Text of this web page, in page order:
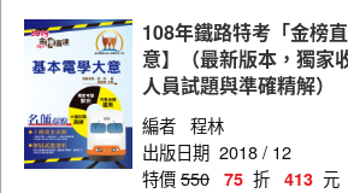
108年鐵路特考「金榜
意】（最新版本，獨家
人員試題與準確精解）
編者 程林
出版日期 2018 / 12
特價550 75 折 413 元